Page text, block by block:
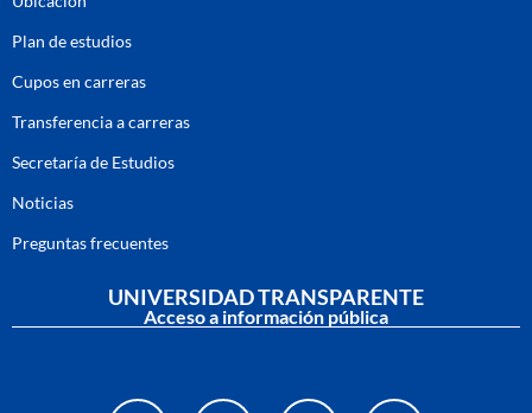
Plan de estudios
Cupos en carreras
Transferencia a carreras
Secretaría de Estudios
Noticias
Preguntas frecuentes
UNIVERSIDAD TRANSPARENTE
Acceso a información pública